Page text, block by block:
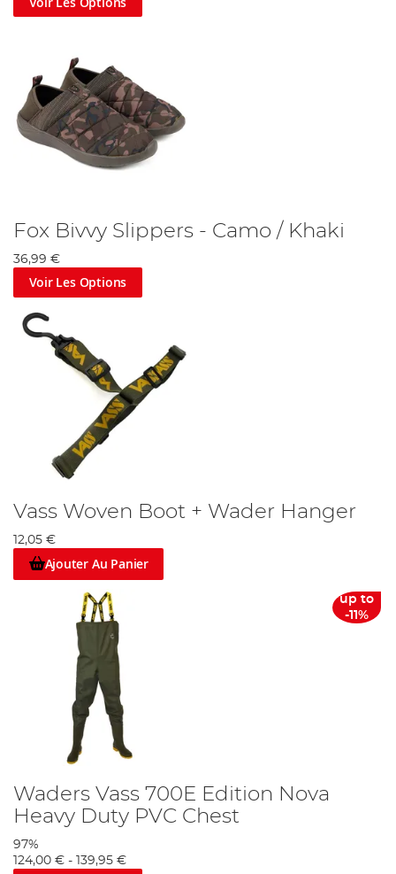
Fox Bivvy Slippers - Camo / Khaki
36,99 €
Voir Les Options
Vass Woven Boot + Wader Hanger
12,05 €
Ajouter Au Panier
up to
-11%
Waders Vass 700E Edition Nova
Heavy Duty PVC Chest
97%
124,00 € - 139,95 €